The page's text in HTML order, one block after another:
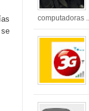
computadoras ...